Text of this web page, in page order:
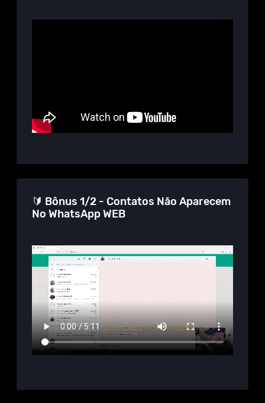
🔰 Bônus 1/2 - Contatos Não Aparecem
No WhatsApp WEB